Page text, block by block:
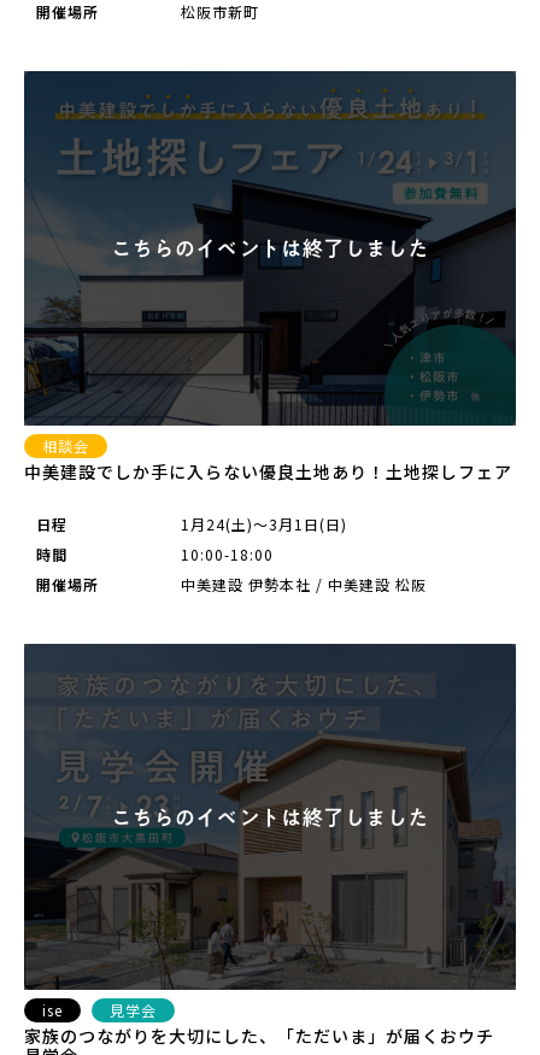
開催場所
松阪市新町
相談会
中美建設でしか手に入らない優良土地あり！土地探しフェア
日程
1月24(土)～3月1日(日)
時間
10:00-18:00
開催場所
中美建設 伊勢本社 / 中美建設 松阪
ise 見学会
家族のつながりを大切にした、「ただいま」が届くおウチ